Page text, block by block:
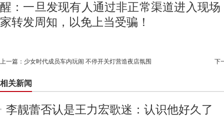
醒：一旦发现有人通过非正常渠道进入现
家转发周知，以免上当受骗！
上一篇： 少女时代成员车内玩闹 不停开关灯营造夜店氛围 下
相关新闻
李靓蕾否认是王力宏歌迷：认识他好久了